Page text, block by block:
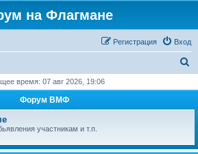
на Флагмане
Вход
Регистрация
с
время: 07 авг 2026, 19:06
Форум ВМФ
участникам и т.п.